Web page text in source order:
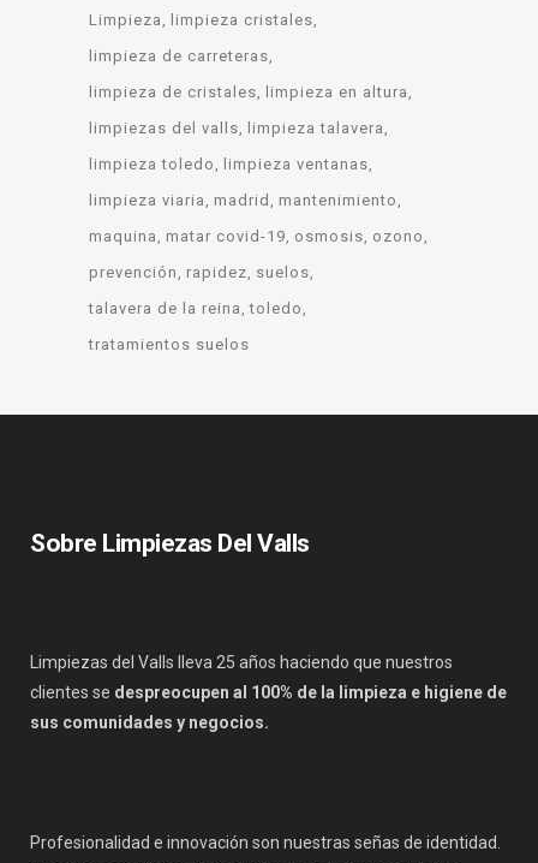
Limpieza
limpieza cristales
limpieza de carreteras
limpieza de cristales
limpieza en altura
limpiezas del valls
limpieza talavera
limpieza toledo
limpieza ventanas
limpieza viaria
madrid
mantenimiento
maquina
matar covid-19 osmosis ozono
prevención
rapidez suelos
talavera de la reina toledo
tratamientos suelos
Sobre Limpiezas Del Valls
Limpiezas del Valls lleva 25 años haciendo que nuestros
clientes se despreocupen al 100% de la limpieza e higiene de
sus comunidades y negocios.
Profesionalidad e innovación son nuestras señas de identidad.